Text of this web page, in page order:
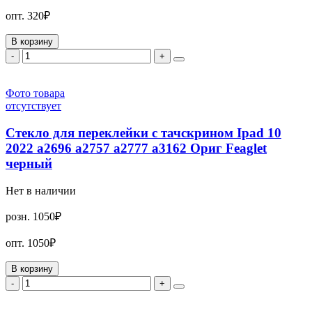
опт. 320₽
В корзину
-
+
Фото товара
отсутствует
Стекло для переклейки с тачскрином Ipad 10
2022 a2696 a2757 a2777 a3162 Ориг Feaglet
черный
Нет в наличии
розн. 1050₽
опт. 1050₽
В корзину
-
+